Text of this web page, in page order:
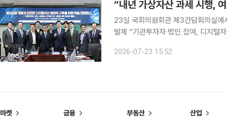
“내년 가상자산 과세 시행,
23일 국회의원회관 제3간담회의실에
발제 “기관투자자∙법인 참여, 디지털
께하는 시장으로 진화하고 있다. 법인
2026-07-23 15:52
마켓 금융 부동산 산업